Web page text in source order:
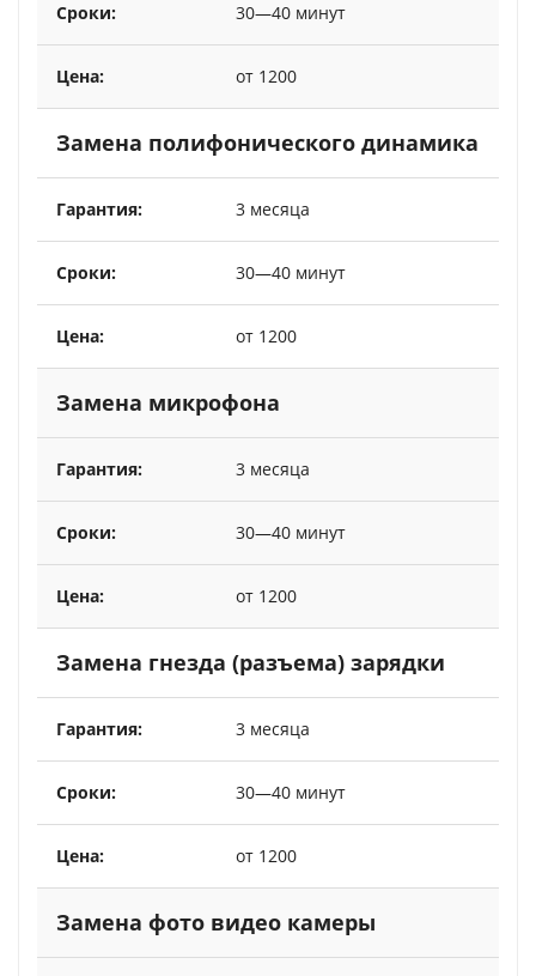
30—40 минут
от 1200
Замена полифонического динамика
3 месяца
30—40 минут
от 1200
Замена микрофона
3 месяца
30—40 минут
от 1200
Замена гнезда (разъема) зарядки
3 месяца
30—40 минут
от 1200
Замена фото видео камеры